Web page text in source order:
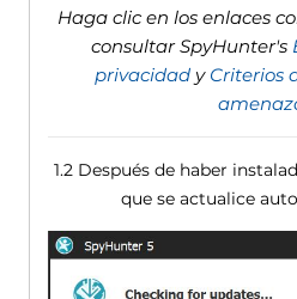
Haga clic en los enlaces
consultar SpyHunter's
privacidady Criterios
1.2 Después de haber
que se actualice